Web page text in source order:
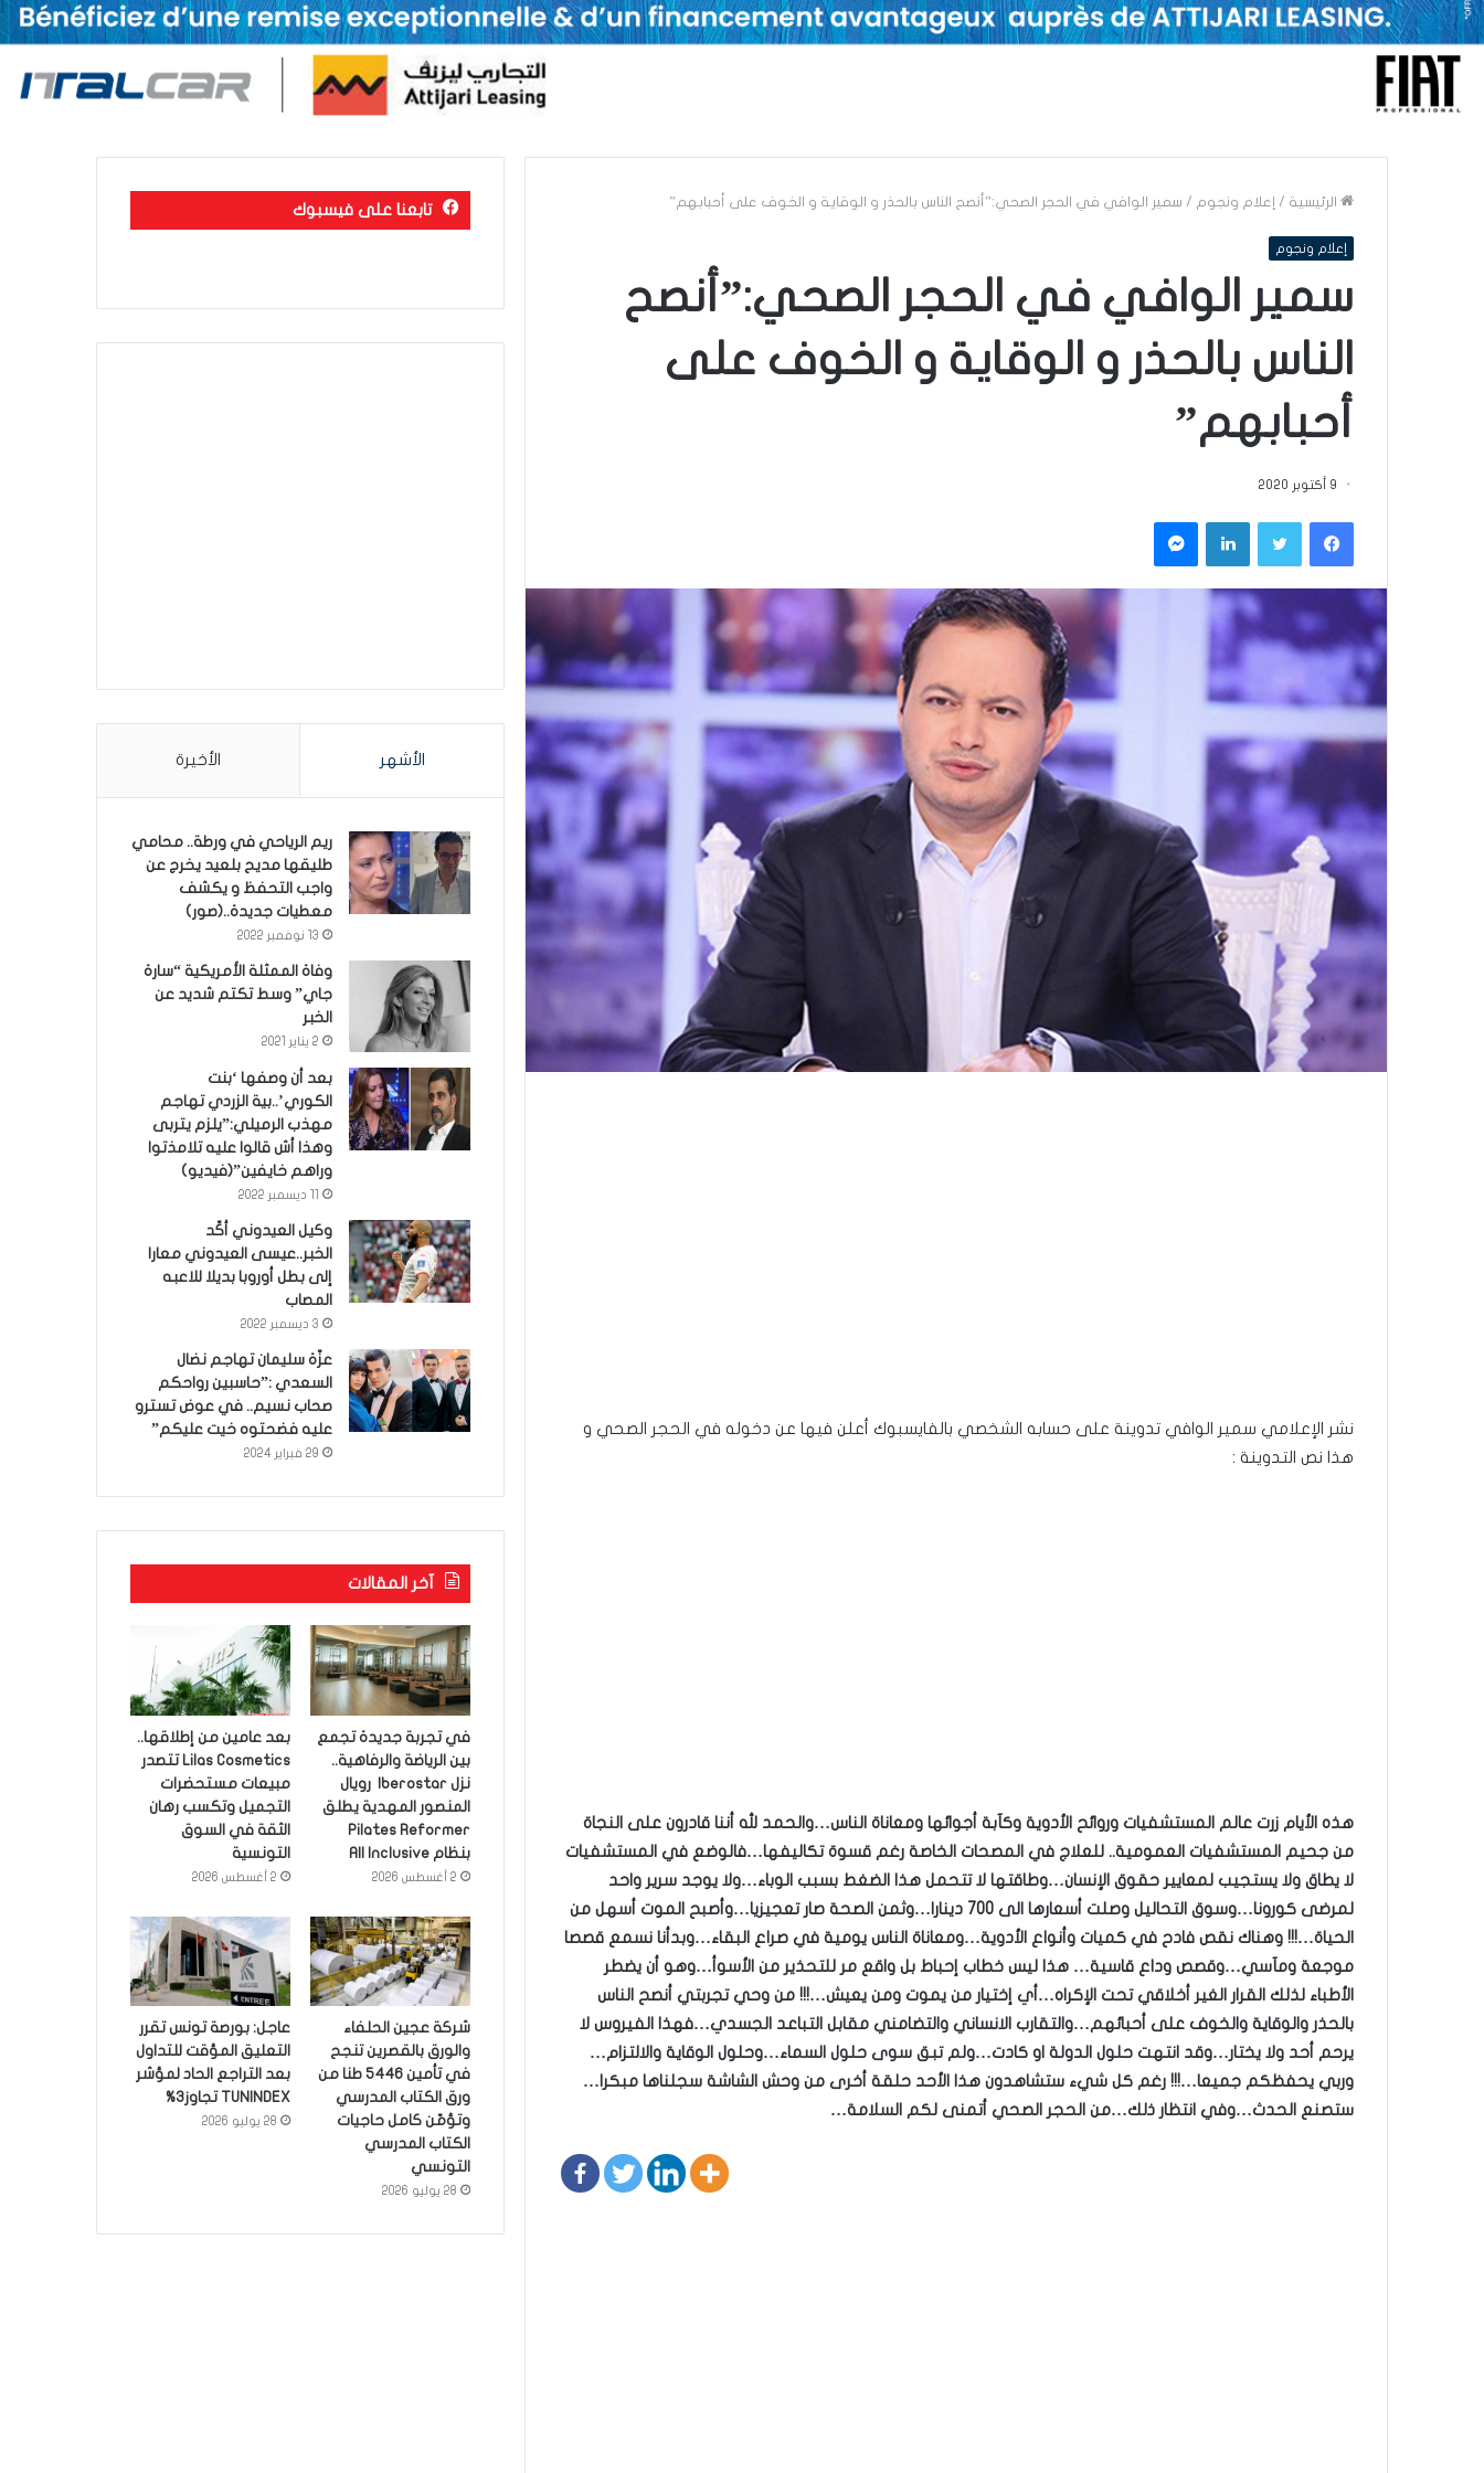
الرئيسية / إعلام ونجوم / سمير الوافي في الحجر الصحي:”أنصح الناس بالحذر و الوقاية و الخوف على أحبابهم”
إعلام ونجوم
سمير الوافي في الحجر الصحي:”أنصح
الناس بالحذر و الوقاية و الخوف على
أحبابهم”
9 أكتوبر 2020
فيسبوكتويتر لينكدإن ماسنجر
نشر الإعلامي سمير الوافي تدوينة على حسابه الشخصي بالفايسبوك أعلن فيها عن دخوله في الحجر الصحي و
هذا نص التدوينة :
هذه الأيام زرت عالم المستشفيات وروائح الأدوية وكآبة أجوائها ومعاناة الناس…والحمد لله أننا قادرون على النجاة
من جحيم المستشفيات العمومية.. للعلاج في المصحات الخاصة رغم قسوة تكاليفها…فالوضع في المستشفيات
لا يطاق ولا يستجيب لمعايير حقوق الإنسان…وطاقتها لا تتحمل هذا الضغط بسبب الوباء…ولا يوجد سرير واحد
لمرضى كورونا…وسوق التحاليل وصلت أسعارها الى 700 دينارا…وثمن الصحة صار تعجيزيا…وأصبح الموت أسهل من
الحياة…!!! وهناك نقص فادح في كميات وأنواع الأدوية…ومعاناة الناس يومية في صراع البقاء…وبدأنا نسمع قصصا
موجعة ومآسي…وقصص وداع قاسية… هذا ليس خطاب إحباط بل واقع مر للتحذير من الأسوأ…وهو أن يضطر
الأطباء لذلك القرار الغير أخلاقي تحت الإكراه…أي إختيار من يموت ومن يعيش…!!! من وحي تجربتي أنصح الناس
بالحذر والوقاية والخوف على أحبائهم…والتقارب الانساني والتضامني مقابل التباعد الجسدي…فهذا الفيروس لا
يرحم أحد ولا يختار…وقد انتهت حلول الدولة او كادت…ولم تبق سوى حلول السماء…وحلول الوقاية والالتزام…
وربي يحفظكم جميعا…!!! رغم كل شيء ستشاهدون هذا الأحد حلقة أخرى من وحش الشاشة سجلناها مبكرا…
ستصنع الحدث…وفي انتظار ذلك…من الحجر الصحي أتمنى لكم السلامة…
تابعنا على فيسبوك
الأشهر الأخيرة
ريم الرياحي في ورطة.. محامي
طليقها مديح بلعيد يخرج عن
واجب التحفظ و يكشف
معطيات جديدة..(صور)
13 نوفمبر 2022
وفاة الممثلة الأمريكية “سارة
جاي” وسط تكتم شديد عن
الخبر
2 يناير 2021
بعد أن وصفها ‘بنت
الكوري’..بية الزردي تهاجم
مهذب الرميلي:”يلزم يتربى
وهذا أش قالوا عليه تلامذتوا
وراهم خايفين”(فيديو)
وكيل العيدوني أكّد
الخبر..عيسى العيدوني معارا
إلى بطل أوروبا بديلا للاعبه
المصاب
3 ديسمبر 2022
عزّة سليمان تهاجم نضال
السعدي :”حاسبين رواحكم
صحاب نسيم.. في عوض تسترو
عليه فضحتوه خيت عليكم”
29 فبراير 2024
آخر المقالات
في تجربة جديدة تجمع
بين الرياضة والرفاهية..
نزل Iberostar رويال
المنصور المهدية يطلق
Pilates Reformer
بنظام All Inclusive
2 أغسطس 2026
بعد عامين من إطلاقها..
Lilas Cosmetics تتصدر
مبيعات مستحضرات
التجميل وتكسب رهان
الثقة في السوق
التونسية
2 أغسطس 2026
شركة عجين الحلفاء
والورق بالقصرين تنجح
في تأمين 5446 طنا من
ورق الكتاب المدرسي
وتؤمّن كامل حاجيات
الكتاب المدرسي
التونسي
28 يوليو 2026
عاجل: بورصة تونس تقرر
التعليق المؤقت للتداول
بعد التراجع الحاد لمؤشر
TUNINDEX تجاوز3%
28 يوليو 2026